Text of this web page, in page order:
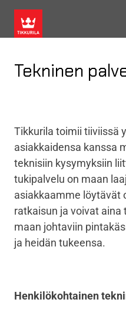
Tekninen
Tikkurila toimii tiiviissä
asiakkaidensa kanssa
teknisiin kysymyksiin
tukipalvelu on maan
asiakkaamme löytävät
ratkaisun ja voivat
maan johtaviin
ja heidän tukeensa.
Henkilökohtainen